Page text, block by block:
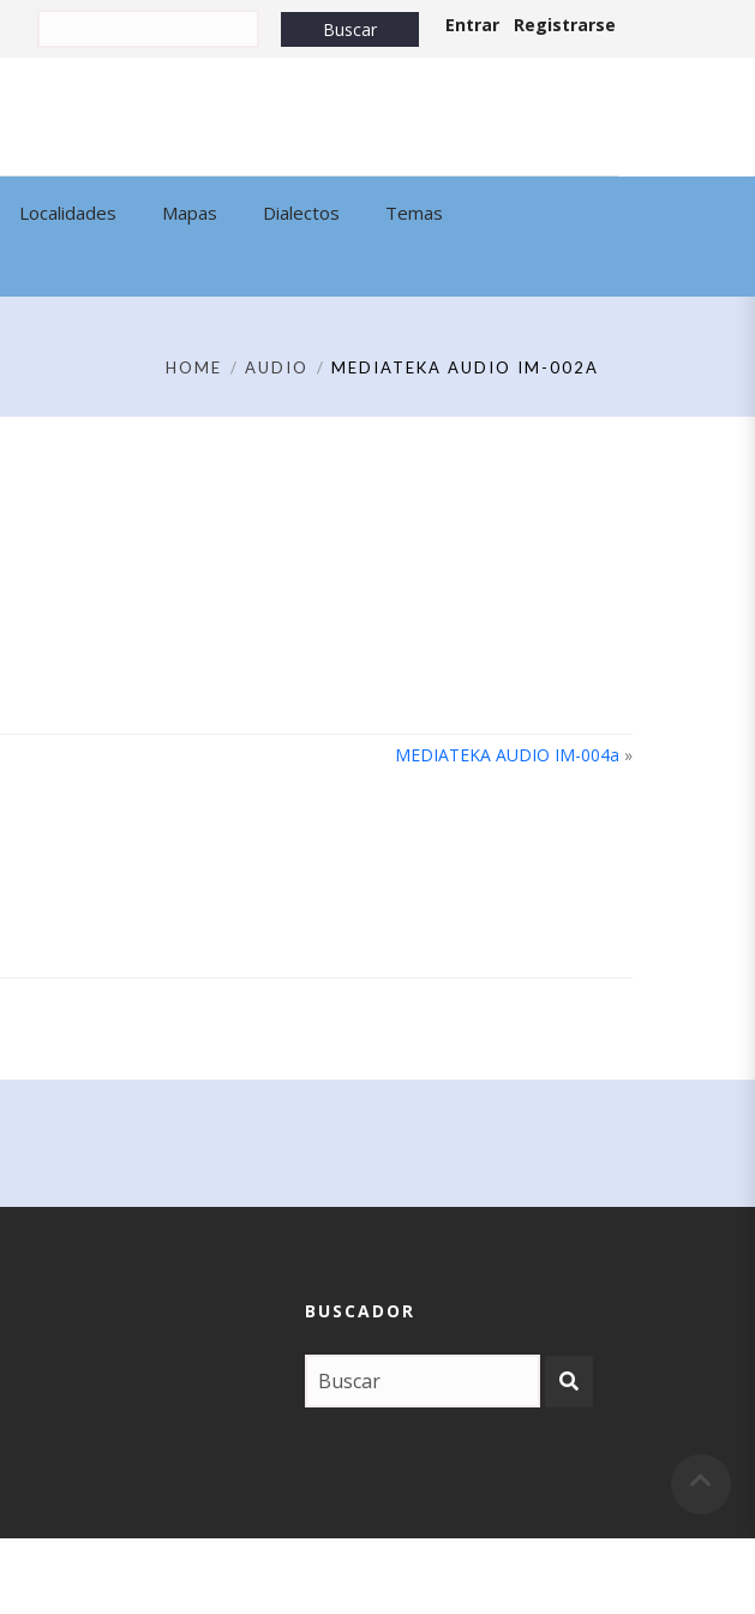
Entrar Registrarse
Localidades Mapas Dialectos Temas
HOME AUDIO MEDIATEKA AUDIO IM-002A
MEDIATEKA AUDIO IM-004a »
BUSCADOR